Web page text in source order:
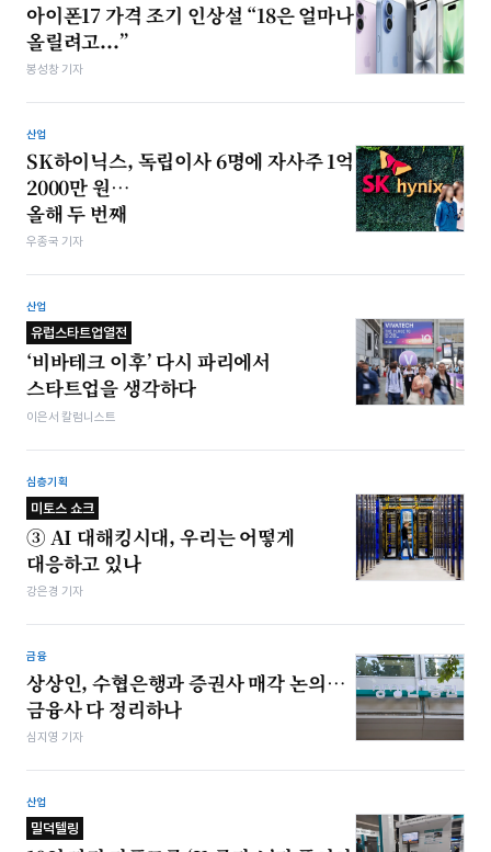
아이폰17 가격 조기 인상설 “18은 얼마나
올릴려고...”
봉성창 기자
산업
SK하이닉스, 독립이사 6명에 자사주 1억
2000만 원…
올해 두 번째
우종국 기자
산업
유럽스타트업열전
‘비바테크 이후’ 다시 파리에서
스타트업을 생각하다
이은서 칼럼니스트
심층기획
미토스 쇼크
③ AI 대해킹시대, 우리는 어떻게
대응하고 있나
강은경 기자
금융
상상인, 수협은행과 증권사 매각 논의…
금융사 다 정리하나
심지영 기자
산업
밀덕텔링